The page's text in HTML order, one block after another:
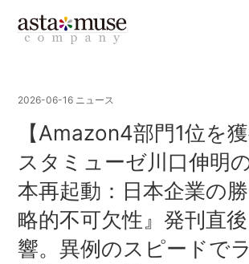
2026-06-16 ニュース
【Amazon4部門1位を
スタミューゼ川口伸明
本再起動：日本企業の
略的不可欠性』発刊直
響。異例のスピードで